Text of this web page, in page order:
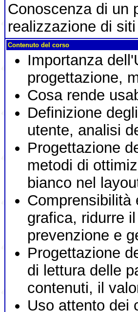
Conoscenza di un
realizzazione di
Contenuto del corso
Importanza
progettazione,
Cosa rende
Definizione
utente, analisi
Progettazione
metodi di
bianco nel
Comprensibilità
grafica, ridurre
prevenzione e
Progettazione
di lettura delle
contenuti, il
Uso attento dei